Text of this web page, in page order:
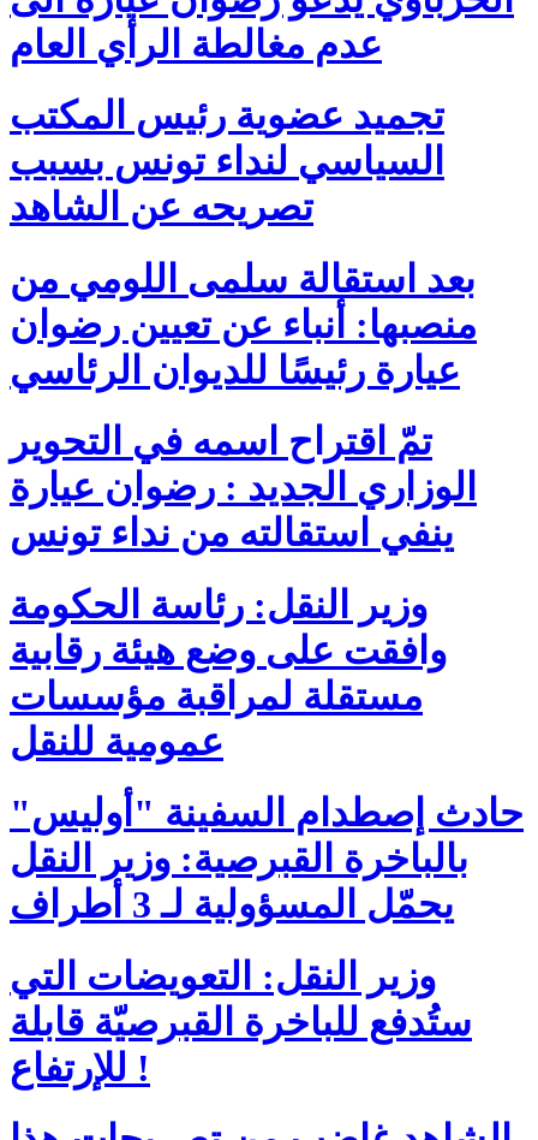
عدم مغالطة الرأي العام
تجميد عضوية رئيس المكتب
السياسي لنداء تونس بسبب
تصريحه عن الشاهد
بعد استقالة سلمى اللومي من
منصبها: أنباء عن تعيين رضوان
عيارة رئيسًا للديوان الرئاسي
تمّ اقتراح اسمه في التحوير
الوزاري الجديد : رضوان عيارة
ينفي استقالته من نداء تونس
وزير النقل: رئاسة الحكومة
وافقت على وضع هيئة رقابية
مستقلة لمراقبة مؤسسات
عمومية للنقل
حادث إصطدام السفينة "أوليس"
بالباخرة القبرصية: وزير النقل
يحمّل المسؤولية لـ 3 أطراف
وزير النقل: التعويضات التي
ستُدفع للباخرة القبرصيّة قابلة
للإرتفاع !